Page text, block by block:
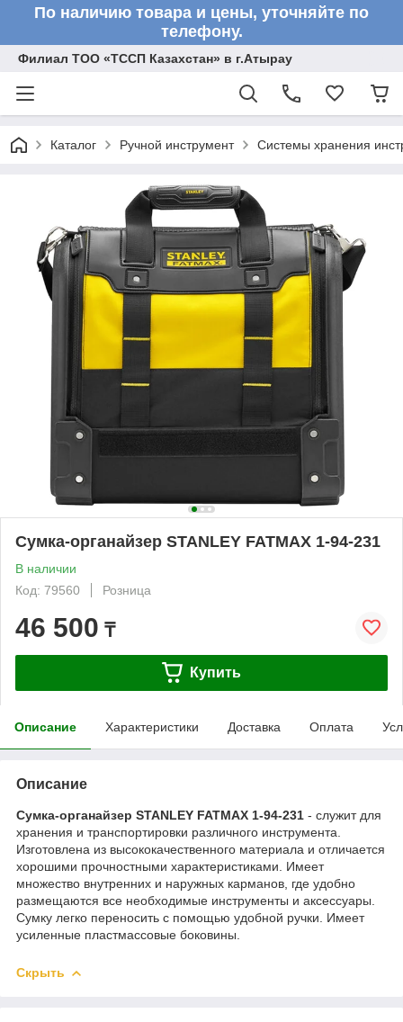
По наличию товара и цены, уточняйте по
телефону.
Филиал ТОО «ТССП Казахстан» в г.Атырау
Каталог Ручной инструмент Системы хранения
Сумка-органайзер STANLEY FATMAX 1-94-231
В наличии
Код: 79560
Розница
46 500 ₸
Купить
Описание Характеристики Доставка Оплата
Описание
Сумка-органайзер STANLEY FATMAX 1-94-231 - служит для
хранения и транспортировки различного инструмента.
Изготовлена из высококачественного материала и отличается
хорошими прочностными характеристиками. Имеет
множество внутренних и наружных карманов, где удобно
размещаются все необходимые инструменты и аксессуары.
Сумку легко переносить с помощью удобной ручки. Имеет
усиленные пластмассовые боковины.
Скрыть